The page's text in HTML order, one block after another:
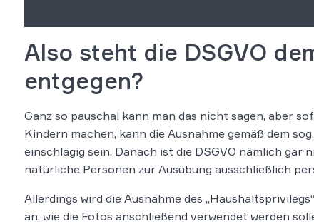
Also steht die DSGVO
entgegen?
Ganz so pauschal kann man das nicht sagen, aber
Kindern machen, kann die Ausnahme gemäß dem
einschlägig sein. Danach ist die DSGVO nämlich
natürliche Personen zur Ausübung ausschließlich
Allerdings wird die Ausnahme des
an, wie die Fotos anschließend verwendet werden